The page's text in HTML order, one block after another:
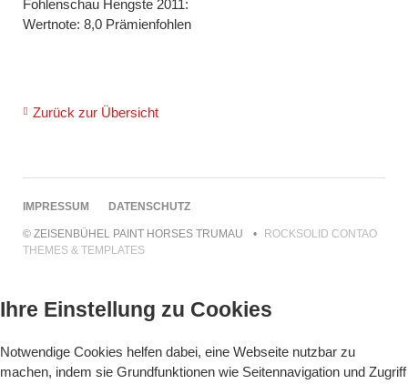
Fohlenschau Hengste 2011:
Wertnote: 8,0 Prämienfohlen
Zurück zur Übersicht
NAVIGATION
IMPRESSUM DATENSCHUTZ
© ZEISENBÜHEL PAINT HORSES TRUMAU
ROCKSOLID CONTAO
THEMES & TEMPLATES
Ihre Einstellung zu Cookies
Notwendige Cookies helfen dabei, eine Webseite nutzbar zu
machen, indem sie Grundfunktionen wie Seitennavigation und Zugriff